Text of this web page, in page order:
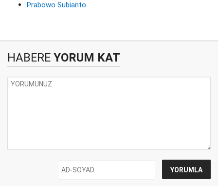
Prabowo Subianto
HABERE YORUM KAT